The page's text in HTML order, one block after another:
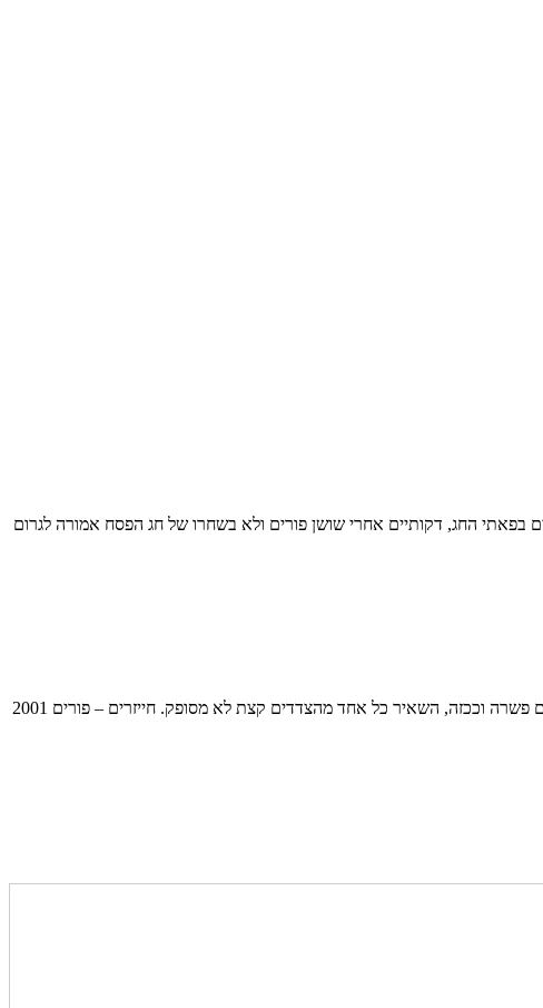
החג, דקותיים אחרי שושן פורים ולא בשחרו של חג הפסח אמורה לגרום
פורסם לראשונה ב"תפוז" בתאריך 6 אפריל 2012 לפני כמה שנים כרתתי הסכם עם שני בני (כשהם עוד היו יותר נמוכים ממני). ההסכם היה הסכם פשרה וככזה, השאיר כל אחד מהצדדים קצת לא מסופק. חייזרים – פורים 2001